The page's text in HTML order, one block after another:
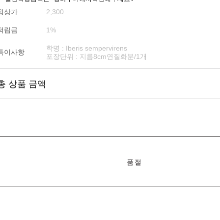
상가 2,300
립금 1%
이사항
학명 : Iberis sempervirens
포장단위 : 지름8cm연질화분/1개
상품 금액
품절